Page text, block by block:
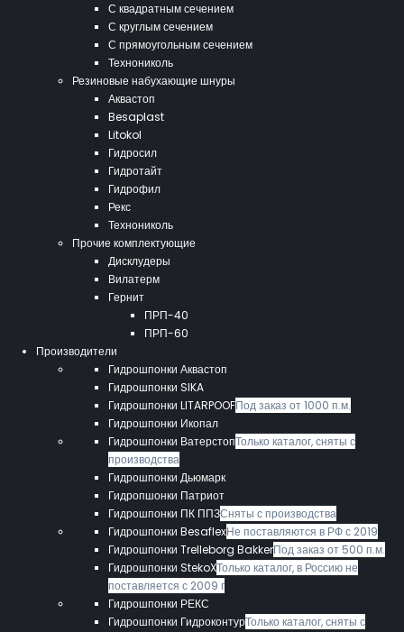
С квадратным сечением
С круглым сечением
С прямоугольным сечением
Технониколь
Резиновые набухающие шнуры
Аквастоп
Besaplast
Litokol
Гидросил
Гидротайт
Гидрофил
Рекс
Технониколь
Прочие комплектующие
Дисклудеры
Вилатерм
Гернит
ПРП-40
ПРП-60
Производители
Гидрошпонки Аквастоп
Гидрошпонки SIKA
Гидрошпонки LITARPOOFПод заказ от 1000 п.м.
Гидрошпонки Икопал
Гидрошпонки ВатерстопТолько каталог, сняты с
производства
Гидрошпонки Дьюмарк
Гидропшонки Патриот
Гидрошпонки ПК ППЗСняты с производства
Гидрошпонки BesaflexНе поставляются в РФ с 2019
Гидрошпонки Trelleborg BakkerПод заказ от 500 п.м.
Гидрошпонки StekoXТолько каталог, в Россию не
поставляется с 2009 г
Гидрошпонки РЕКС
Гидрошпонки ГидроконтурТолько каталог, сняты с